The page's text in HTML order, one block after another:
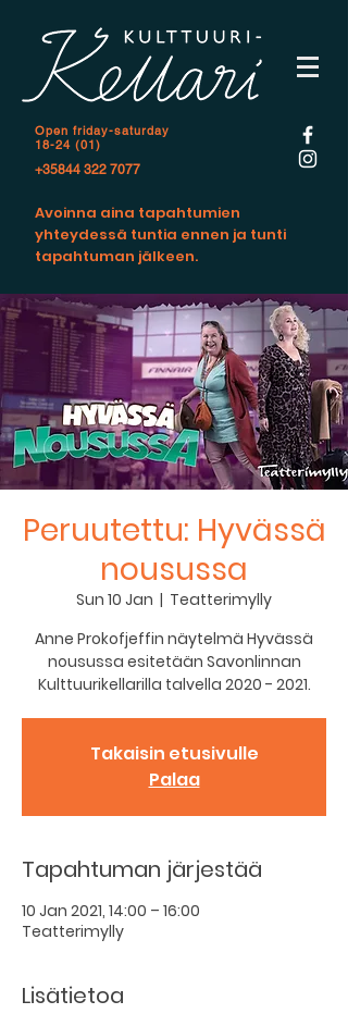
Open friday-saturday
18-24 (01)
+35844 322 7077
Avoinna aina tapahtumien
yhteydessä tuntia ennen ja tunti
tapahtuman jälkeen.
Peruutettu: Hyvässä
nousussa
Sun 10 Jan
  |
Teatterimylly
Anne Prokofjeffin näytelmä Hyvässä
nousussa esitetään Savonlinnan
Kulttuurikellarilla talvella 2020 - 2021.
Takaisin etusivulle
Palaa
Tapahtuman järjestää
10 Jan 2021, 14:00 – 16:00
Teatterimylly
Lisätietoa